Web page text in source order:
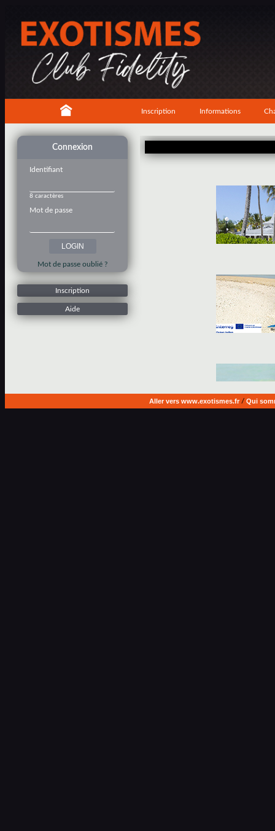
Inscription Informations
Connexion
Identifiant
8 caractères
Mot de passe
Mot de passe oublié ?
Inscription
Aide
Aller vers www.exotismes.fr/ Qui